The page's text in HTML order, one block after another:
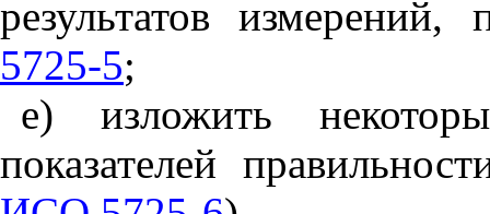
результатов
5725-5;
е) изложить
показателей